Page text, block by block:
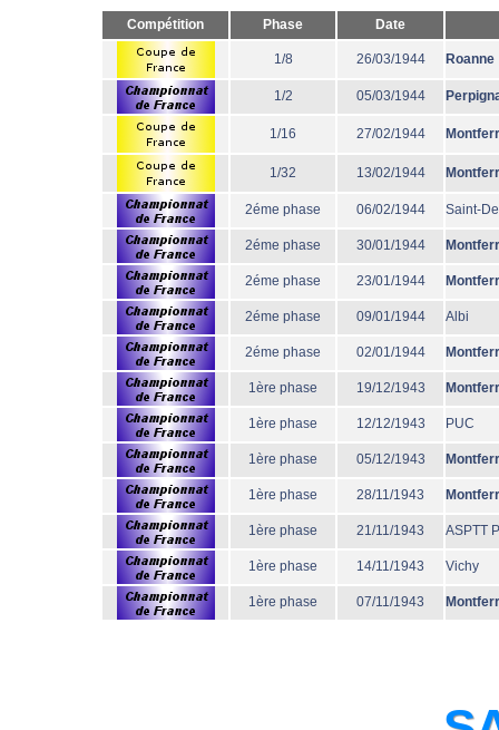
Compétition Phase Date
1/8 26/03/1944 Roanne
1/2 05/03/1944
1/16 27/02/1944
1/32 13/02/1944
2éme phase 06/02/1944 Saint-
2éme phase 30/01/1944
2éme phase 23/01/1944
2éme phase 09/01/1944 Albi
2éme phase 02/01/1944
1ère phase 19/12/1943
1ère phase 12/12/1943 PUC
1ère phase 05/12/1943
1ère phase 28/11/1943
1ère phase 21/11/1943 ASPTT
1ère phase 14/11/1943 Vichy
1ère phase 07/11/1943